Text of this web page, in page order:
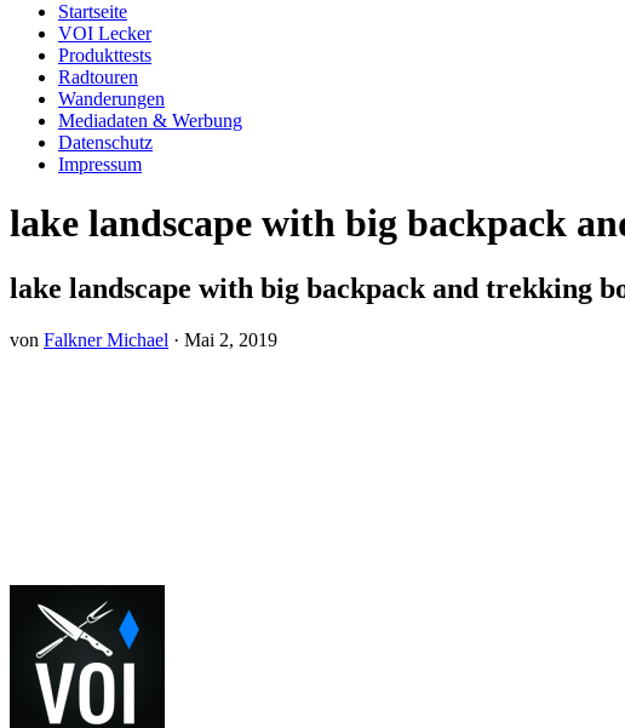
Startseite
VOI Lecker
Produkttests
Radtouren
Wanderungen
Mediadaten & Werbung
Datenschutz
Impressum
lake landscape with big backpack
lake landscape with big backpack and trekking
von Falkner Michael · Mai 2, 2019